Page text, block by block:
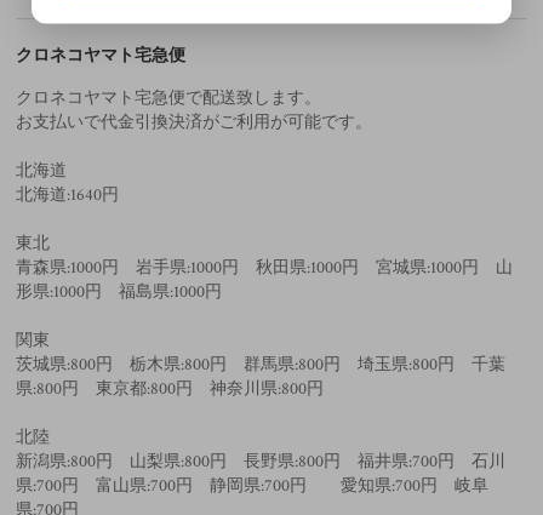
クロネコヤマト宅急便
クロネコヤマト宅急便で配送致します。
お支払いで代金引換決済がご利用が可能です。
北海道
北海道:1640円
東北
青森県:1000円 岩手県:1000円 秋田県:1000円 宮城県:1000円 山
形県:1000円 福島県:1000円
関東
茨城県:800円 栃木県:800円 群馬県:800円 埼玉県:800円 千葉
県:800円 東京都:800円 神奈川県:800円
北陸
新潟県:800円 山梨県:800円 長野県:800円 福井県:700円 石川
県:700円 富山県:700円 静岡県:700円 愛知県:700円 岐阜
県:700円